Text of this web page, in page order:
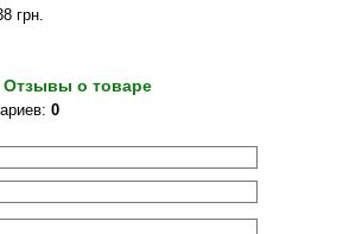
грн.
Отзывы о товаре
: 0